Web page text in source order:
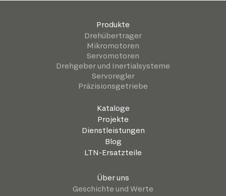
Produkte
Drehübertrager
Mikromotoren
Servomotoren
Drehgeber und Inertialsysteme
Servoregler
Präzisionsgetriebe
Kataloge
Projekte
Dienstleistungen
Blog
LTN-Ersatzteile
Über uns
Geschichte und Werte